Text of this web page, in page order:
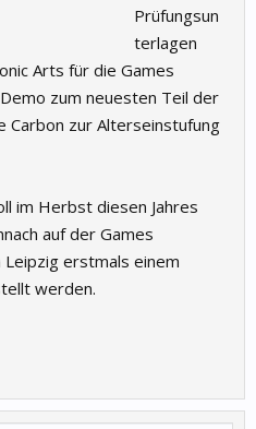
Prüfungsun
terlagen
Arts für die Games
zum neuesten Teil der
Carbon zur Alterseinstufung
im Herbst diesen Jahres
auf der Games
Leipzig erstmals einem
werden.